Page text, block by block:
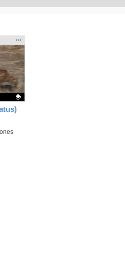
Mostrar
la
ubicación
de la
búsqueda
…